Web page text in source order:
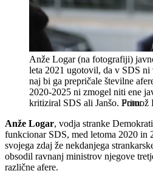
Anže Logar (na fotografiji)
leta 2021 ugotovil, da v SDS ni
naj bi ga prepričale številne
2020-2025 ni zmogel niti ene
kritiziral SDS ali Janšo. Primož
Anže Logar, vodja stranke
funkcionar SDS, med letoma 2020
svojega zdaj že nekdanjega
obsodil ravnanj ministrov njegove
različne afere.